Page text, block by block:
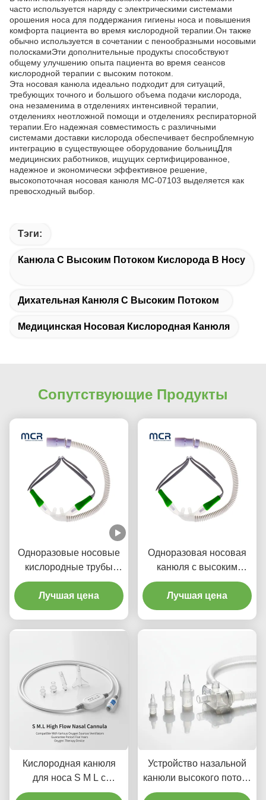
часто используется наряду с электрическими системами
орошения носа для поддержания гигиены носа и повышения
комфорта пациента во время кислородной терапии.Он также
обычно используется в сочетании с пенообразными носовыми
полоскамиЭти дополнительные продукты способствуют
общему улучшению опыта пациента во время сеансов
кислородной терапии с высоким потоком.
Эта носовая канюла идеально подходит для ситуаций,
требующих точного и большого объема подачи кислорода,
она незаменима в отделениях интенсивной терапии,
отделениях неотложной помощи и отделениях респираторной
терапии.Его надежная совместимость с различными
системами доставки кислорода обеспечивает беспроблемную
интеграцию в существующее оборудование больницДля
медицинских работников, ищущих сертифицированное,
надежное и экономически эффективное решение,
высокопоточная носовая канюля MC-07103 выделяется как
превосходный выбор.
Тэги:
Канюла С Высоким Потоком Кислорода В Носу
Дихательная Канюля С Высоким Потоком
Медицинская Носовая Кислородная Канюля
Сопутствующие Продукты
Одноразовые носовые
кислородные трубы
кислородные трубы
носовые каннулы
высокого потока для
Лучшая цена
Одноразовая носовая
канюля с высоким
потоком для взрослых и
детей
Лучшая цена
Кислородная канюля
для носа S M L с
высоким потоком,
Устройство назальной
канюли высокого потока
S, M, L,